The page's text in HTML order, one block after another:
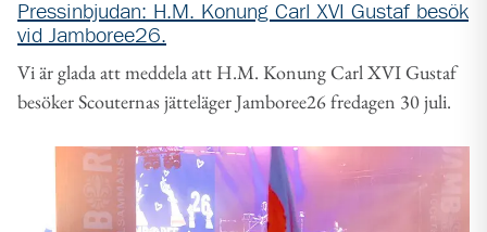
Pressinbjudan: H.M. Konung Carl XVI Gustaf besök
vid Jamboree26.
Vi är glada att meddela att H.M. Konung Carl XVI Gustaf
besöker Scouternas jätteläger Jamboree26 fredagen 30 juli.